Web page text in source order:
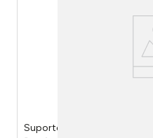
Suporte Fixo Ultra Slim Para